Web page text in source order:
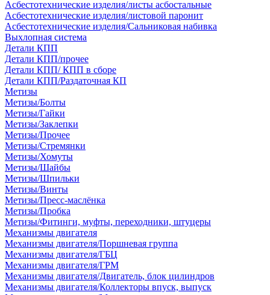
Асбестотехнические изделия/листы асбостальные
Асбестотехнические изделия/листовой паронит
Асбестотехнические изделия/Сальниковая набивка
Выхлопная система
Детали КПП
Детали КПП/прочее
Детали КПП/ КПП в сборе
Детали КПП/Раздаточная КП
Метизы
Метизы/Болты
Метизы/Гайки
Метизы/Заклепки
Метизы/Прочее
Метизы/Стремянки
Метизы/Хомуты
Метизы/Шайбы
Метизы/Шпильки
Метизы/Винты
Метизы/Пресс-маслёнка
Метизы/Пробка
Метизы/Фитинги, муфты, переходники, штуцеры
Механизмы двигателя
Механизмы двигателя/Поршневая группа
Механизмы двигателя/ГБЦ
Механизмы двигателя/ГРМ
Механизмы двигателя/Двигатель, блок цилиндров
Механизмы двигателя/Коллекторы впуск, выпуск